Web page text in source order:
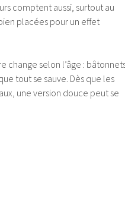
comptent aussi, surtout au
placées pour un effet
change selon l’âge :
tout se sauve. Dès que les
une version douce peut se